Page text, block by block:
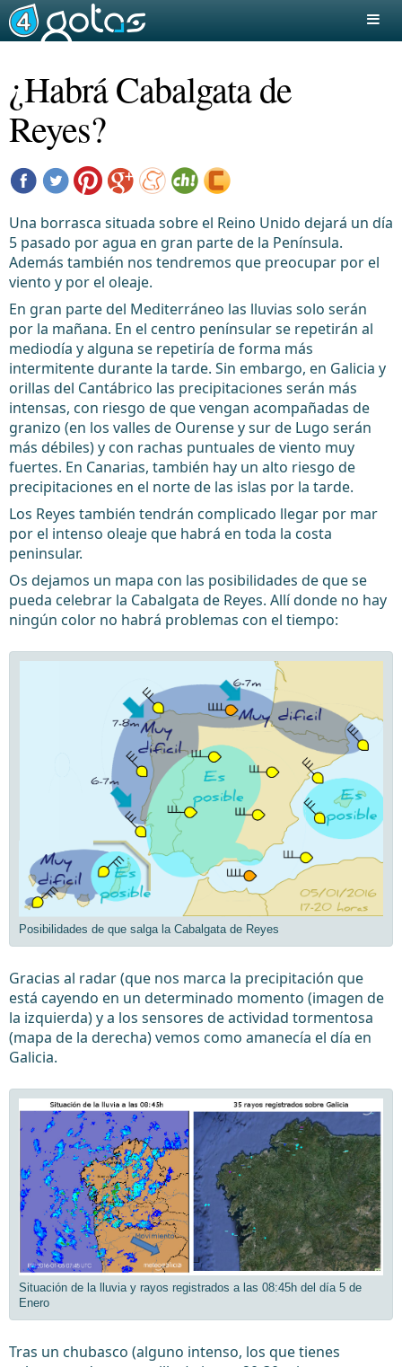
¿Habrá Cabalgata de
Reyes?
Una borrasca situada sobre el Reino Unido dejará un día
5 pasado por agua en gran parte de la Península.
Además también nos tendremos que preocupar por el
viento y por el oleaje.
En gran parte del Mediterráneo las lluvias solo serán
por la mañana. En el centro penínsular se repetirán al
mediodía y alguna se repetiría de forma más
intermitente durante la tarde. Sin embargo, en Galicia y
orillas del Cantábrico las precipitaciones serán más
intensas, con riesgo de que vengan acompañadas de
granizo (en los valles de Ourense y sur de Lugo serán
más débiles) y con rachas puntuales de viento muy
fuertes. En Canarias, también hay un alto riesgo de
precipitaciones en el norte de las islas por la tarde.
Los Reyes también tendrán complicado llegar por mar
por el intenso oleaje que habrá en toda la costa
peninsular.
Os dejamos un mapa con las posibilidades de que se
pueda celebrar la Cabalgata de Reyes. Allí donde no hay
ningún color no habrá problemas con el tiempo:
Posibilidades de que salga la Cabalgata de Reyes
Gracias al radar (que nos marca la precipitación que
está cayendo en un determinado momento (imagen de
la izquierda) y a los sensores de actividad tormentosa
(mapa de la derecha) vemos como amanecía el día en
Galicia.
Situación de la lluvia y rayos registrados a las 08:45h del día 5 de
Enero
Tras un chubasco (alguno intenso, los que tienes